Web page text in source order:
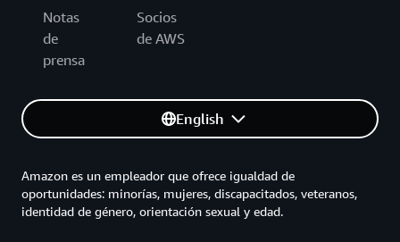
Notas
de
prensa
Socios
de AWS
English
Amazon es un empleador que ofrece igualdad de
oportunidades: minorías, mujeres, discapacitados, veteranos,
identidad de género, orientación sexual y edad.